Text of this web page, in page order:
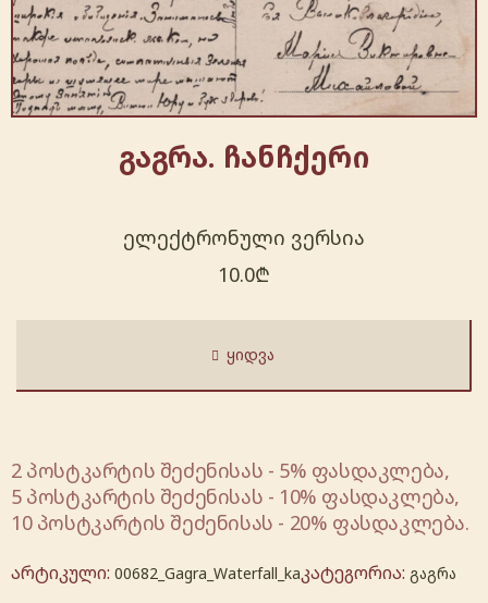
გაგრა. ჩანჩქერი
ელექტრონული ვერსია
10.0₾
ᲧᲘᲓᲕᲐ
2 პოსტკარტის შეძენისას - 5% ფასდაკლება,
5 პოსტკარტის შეძენისას - 10% ფასდაკლება,
10 პოსტკარტის შეძენისას - 20% ფასდაკლება.
არტიკული: 00682_Gagra_Waterfall_kaკატეგორია: გაგრა